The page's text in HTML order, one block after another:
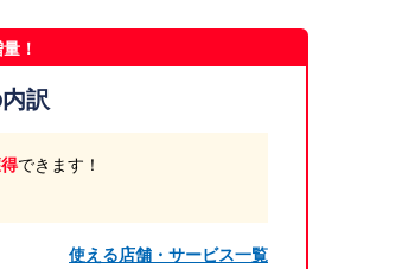
！
訳
できます！
使える店舗・サービス一覧